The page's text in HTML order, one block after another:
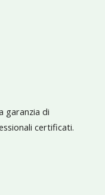
garanzia di
certificati.